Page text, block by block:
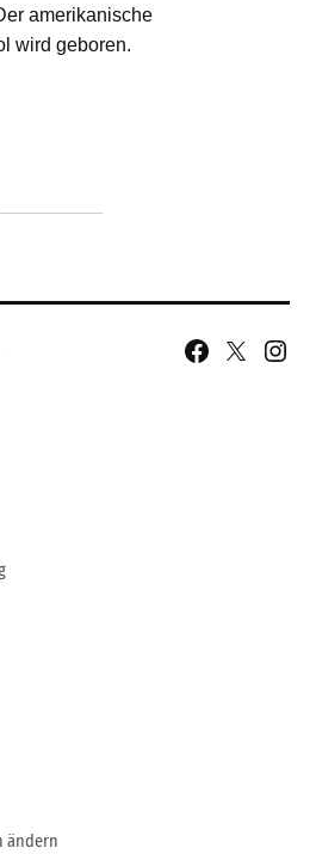
Facebook
X
ändern